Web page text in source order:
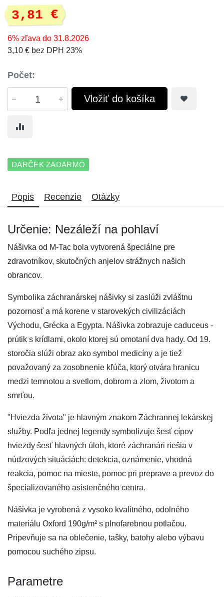
3,81 €
6% zľava do 31.8.2026
3,10 € bez DPH 23%
Počet:
Vložiť do košíka
DARČEK ZADARMO
Popis Recenzie Otázky
Určenie: Nezáleží na pohlaví
Nášivka od M-Tac bola vytvorená špeciálne pre
zdravotníkov, skutočných anjelov strážnych našich
obrancov.
Symbolika záchranárskej nášivky si zaslúži zvláštnu
pozornosť a má korene v starovekých civilizáciách
Východu, Grécka a Egypta. Nášivka zobrazuje caduceus -
prútik s krídlami, okolo ktorej sú omotaní dva hady. Od 19.
storočia slúži obraz ako symbol medicíny a je tiež
považovaný za zosobnenie kľúča, ktorý otvára hranicu
medzi temnotou a svetlom, dobrom a zlom, životom a
smrťou.
"Hviezda života" je hlavným znakom Záchrannej lekárskej
služby. Podľa jednej legendy symbolizuje šesť cípov
hviezdy šesť hlavných úloh, ktoré záchranári riešia v
núdzových situáciách: detekcia, oznámenie, vhodná
reakcia, pomoc na mieste, pomoc pri preprave a prevoz do
špecializovaného asistenčného centra.
Nášivka je vyrobená z vysoko kvalitného, odolného
materiálu Oxford 190g/m² s plnofarebnou potlačou.
Pripevňuje sa na oblečenie, tašky, batohy alebo výbavu
pomocou suchého zipsu.
Parametre